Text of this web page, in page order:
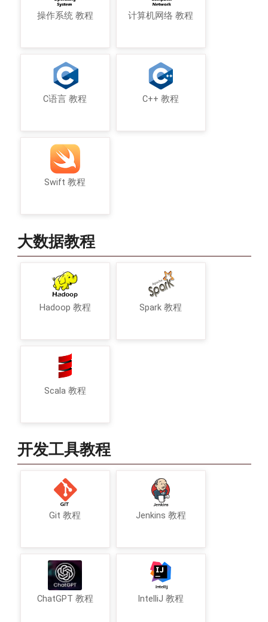
操作系统 教程 计算机网络 教程
C语言 教程 C++ 教程
Swift 教程
大数据教程
Hadoop 教程 Spark 教程
Scala 教程
开发工具教程
Git 教程 Jenkins 教程
ChatGPT 教程 IntelliJ 教程